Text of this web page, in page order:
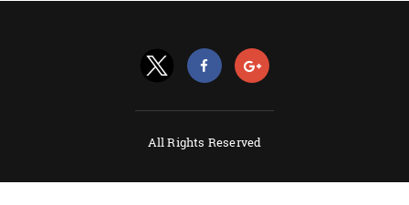
All Rights Reserved